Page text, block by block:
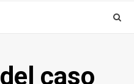
caso